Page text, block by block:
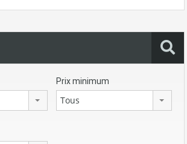
Prix minimum
Tous